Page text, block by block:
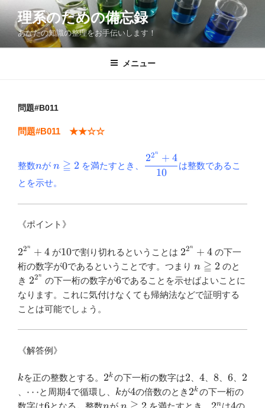
ン
ン
理系のための備忘録
あなたの知識の整理をお手伝いします！
メニュー
問題#B011
問題#B011 ★★☆☆
整数nが \geqq
2
n ≧ 2 を満たすとき、
\dfrac{2^{2^n}+4}
{10}
10
22n + 4
は整数であるこ
とを示せ。
《ポイント》
2^{2^n}+4
22n + 4 が10
10で割り切れるということは 2^{2^n}+4
22n + 4 の下一
桁の数字が0
0であるということです。つまり n
\geqq
2
n ≧ 2 のと
き 2^{2^n}
22n
の下一桁の数字が6
6であることを示せばよいことに
なります。これに気付けなくても帰納法などで証明する
ことは可能でしょう。
《解答例》
k
kを正の整数とする。 2^k
2k の下一桁の数字は2
2 4
4、 8
8、 6
6、 2
2
\cdots
⋯と周期4
4で循環し、 k
kが4
4の倍数のとき 2^k
2k の下一桁の
6 n
n
2^n
n 4